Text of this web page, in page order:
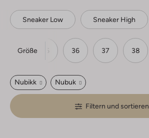
Sneaker Low Sneaker High
Größe
34 35 36 37 38
Nubikk Nubuk
Filtern und sortieren